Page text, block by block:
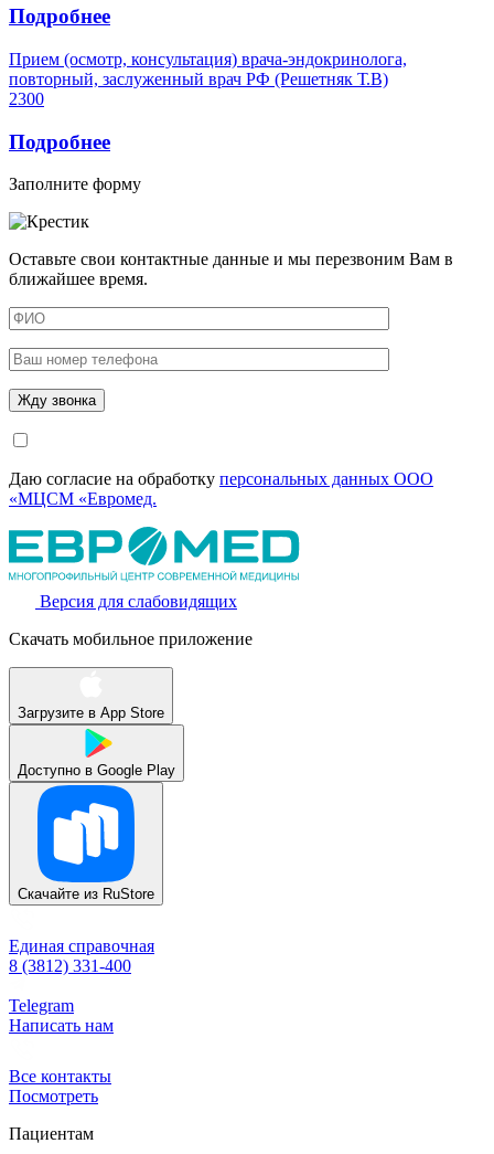
Подробнее
Прием (осмотр, консультация) врача-эндокринолога,
повторный, заслуженный врач РФ (Решетняк Т.В)
2300
Подробнее
Заполните форму
Оставьте свои контактные данные и мы перезвоним Вам в
ближайшее время.
Даю согласие на обработку персональных данных ООО
«МЦСМ «Евромед.
Версия для слабовидящих
Скачать мобильное приложение
Загрузите в App Store
Доступно в Google Play
Скачайте из RuStore
Единая справочная
8 (3812) 331-400
Telegram
Написать нам
Все контакты
Посмотреть
Пациентам